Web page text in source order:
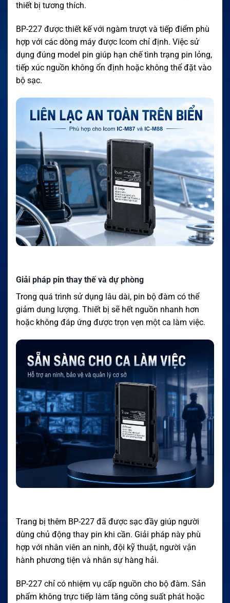
thiết bị tương thích.
BP-227 được thiết kế với ngàm trượt và tiếp điểm phù
hợp với các dòng máy được Icom chỉ định. Việc sử
dụng đúng model pin giúp hạn chế tình trạng pin lỏng,
tiếp xúc nguồn không ổn định hoặc không thể đặt vào
bộ sạc.
Giải pháp pin thay thế và dự phòng
Trong quá trình sử dụng lâu dài, pin bộ đàm có thể
giảm dung lượng. Thiết bị sẽ hết nguồn nhanh hơn
hoặc không đáp ứng được trọn vẹn một ca làm việc.
Trang bị thêm BP-227 đã được sạc đầy giúp người
dùng chủ động thay pin khi cần. Giải pháp này phù
hợp với nhân viên an ninh, đội kỹ thuật, người vận
hành phương tiện và nhân sự hàng hải.
BP-227 chỉ có nhiệm vụ cấp nguồn cho bộ đàm. Sản
phẩm không trực tiếp làm tăng công suất phát hoặc